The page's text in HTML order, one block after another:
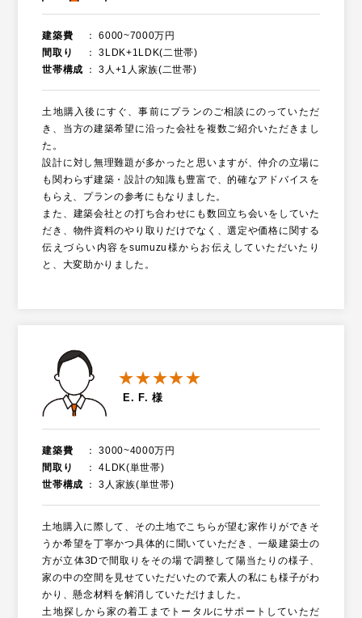
建築費
6000~7000万円
間取り
3LDK+1LDK(二世帯)
世帯構成
3人+1人家族(二世帯)
土地購入後にすぐ、事前にプランのご相談にのっていただ
き、当方の建築希望に沿った会社を複数ご紹介いただきまし
た。
設計に対し無理難題が多かったと思いますが、仲介の立場に
も関わらず建築・設計の知識も豊富で、的確なアドバイスを
もらえ、プランの参考にもなりました。
また、建築会社との打ち合わせにも数回立ち会いをしていた
だき、物件資料のやり取りだけでなく、選定や価格に関する
伝えづらい内容をsumuzu様からお伝えしていただいたり
と、大変助かりました。
★★★★★
E. F. 様
建築費
3000~4000万円
間取り
4LDK(単世帯)
世帯構成
3人家族(単世帯)
土地購入に際して、その土地でこちらが望む家作りができそ
うか希望を丁寧かつ具体的に聞いていただき、一級建築士の
方が立体3Dで間取りをその場で調整して陽当たりの様子、
家の中の空間を見せていただいたので素人の私にも様子がわ
かり、懸念材料を解消していただけました。
土地探しから家の着工までトータルにサポートしていただ